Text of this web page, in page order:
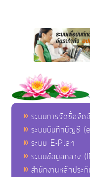
ระบบการจัดซื้อจัด
ระบบบันทึกบัญชี
ระบบ E-Plan
ระบบข้อมูลกลาง
สำนักงานหลักประ